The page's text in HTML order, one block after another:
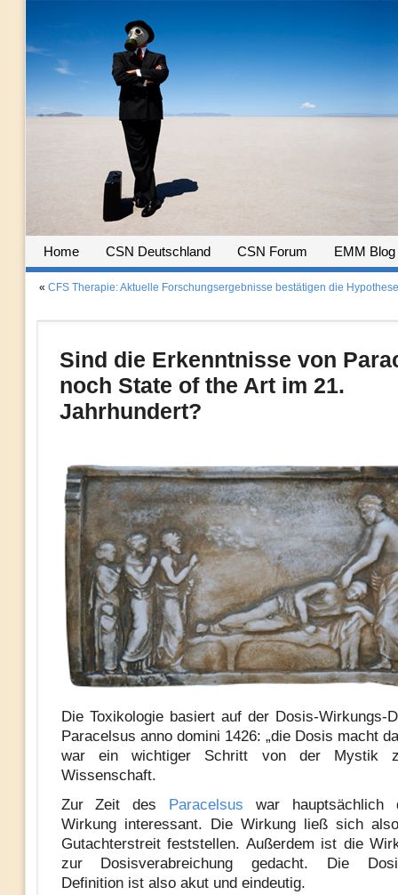
Home CSN Deutschland CSN Forum EMM Blog
« CFS Therapie: Aktuelle Forschungsergebnisse bestätigen die
Sind die Erkenntnisse von
noch State of the Art im 21.
Jahrhundert?
Die Toxikologie basiert auf der Dosis-Wirkungs-
Paracelsus anno domini 1426: „die Dosis macht
war ein wichtiger Schritt von der Mystik
Wissenschaft.
Zur Zeit des Paracelsus war hauptsächlich
Wirkung interessant. Die Wirkung ließ sich
Gutachterstreit feststellen. Außerdem ist die
zur Dosisverabreichung gedacht. Die
Definition ist also akut und eindeutig.